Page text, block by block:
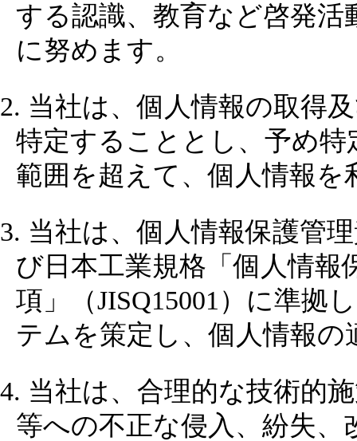
する認識、教育など啓発
に努めます。
2. 当社は、個人情報の取得
特定することとし、予め
範囲を超えて、個人情報
3. 当社は、個人情報保護管
び日本工業規格「個人情
項」（JISQ15001）に準拠
テムを策定し、個人情報
4. 当社は、合理的な技術的
等への不正な侵入、紛失